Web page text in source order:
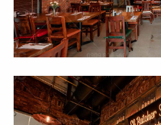
73
HẢI SẢN HOÀNG GIA
CN Trần Hưng Đạo